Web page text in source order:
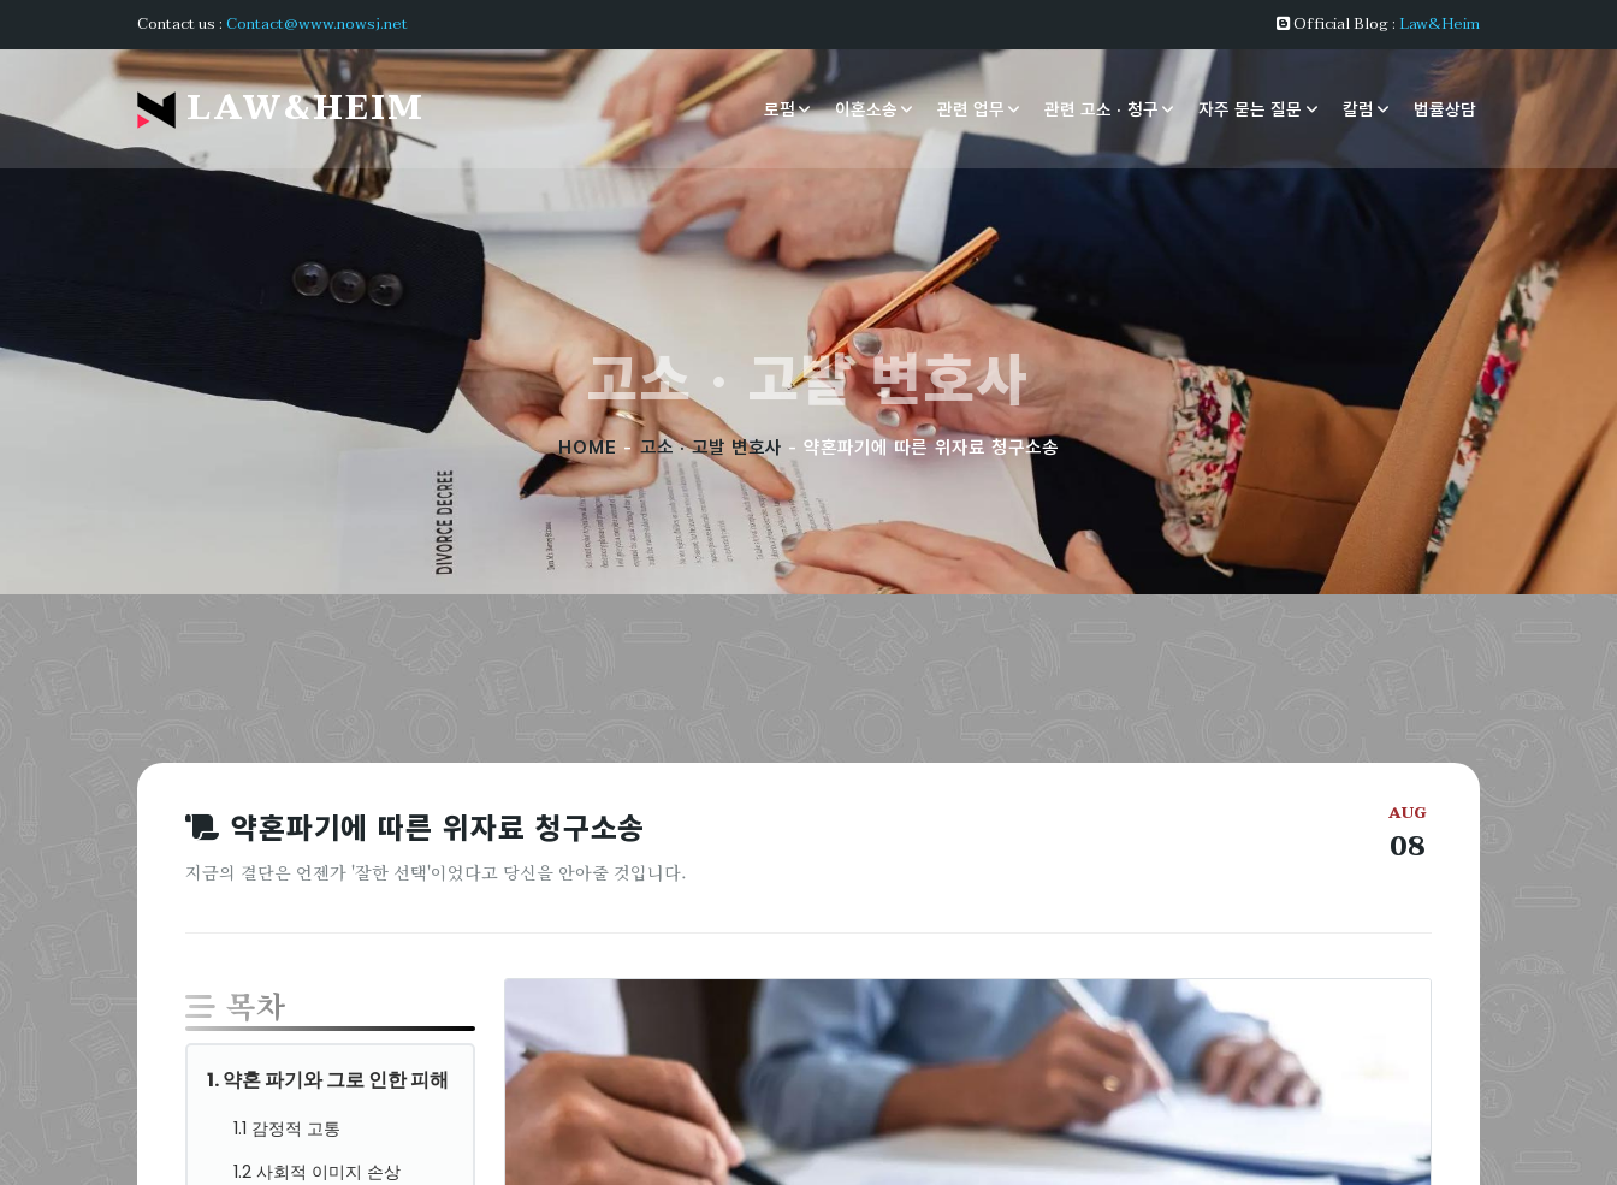
Contact us :Contact@www.nowsj.net Official Blog : Law&Heim
LAW&HEIM 로펌 이혼소송 관련 업무 관련 고소 · 청구 자주 묻는 질문 칼럼 법률상담
고소 · 고발 변호사
HOME -고소 · 고발 변호사 - 약혼파기에 따른 위자료 청구소송
AUG
08
약혼파기에 따른 위자료 청구소송
지금의 결단은 언젠가 '잘한 선택'이었다고 당신을 안아줄 것입니다.
목차
1. 약혼 파기와 그로 인한 피해
1.1 감정적 고통
1.2 사회적 이미지 손상